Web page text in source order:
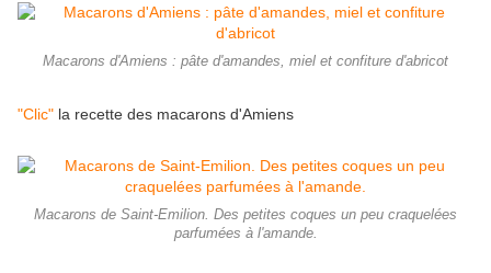
Macarons d'Amiens : pâte d'amandes, miel et confiture d'abricot
"Clic" la recette des macarons d'Amiens
Macarons de Saint-Emilion. Des petites coques un peu craquelées
parfumées à l'amande.